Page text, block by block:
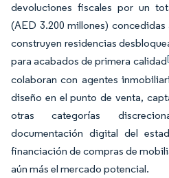
devoluciones fiscales por un
(AED 3.200 millones)
construyen residencias
para acabados de primera calidad
colaboran con agentes
diseño en el punto de venta,
otras categorías
documentación digital del
financiación de compras de
aún más el mercado potencial.